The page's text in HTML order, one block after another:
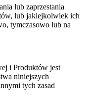
lub zaprzestania
lub jakiejkolwiek ich
tymczasowo lub na
i Produktów jest
niniejszych
tych zasad